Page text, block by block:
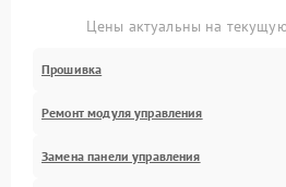
Цены актуальны на
Прошивка
Ремонт модуля управления
Замена панели управления